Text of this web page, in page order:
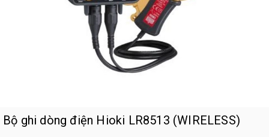
Bộ ghi dòng điện Hioki LR8513 (WIRELESS)